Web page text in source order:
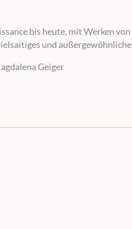
bis heute, mit Werken
und
Geiger